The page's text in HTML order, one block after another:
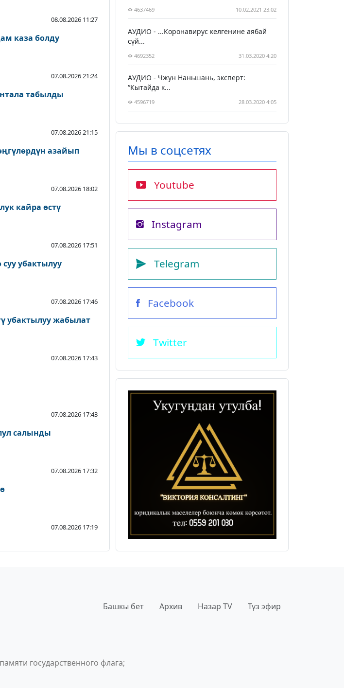
08.08.2026 11:27
каза болду
07.08.2026 21:24
табылды
07.08.2026 21:15
азайып
07.08.2026 18:02
кайра өстү
07.08.2026 17:51
убактылуу
07.08.2026 17:46
убактылуу жабылат
07.08.2026 17:43
07.08.2026 17:43
салынды
07.08.2026 17:32
07.08.2026 17:19
4637469 10.02.2021 23:02
АУДИО - ...Коронавирус келгенине аябай
сүй...
4692352 31.03.2020 4:20
АУДИО - Чжун Наньшань, эксперт:
“Кытайда к...
4596719 28.03.2020 4:05
Мы в соцсетях
Youtube
Instagram
Telegram
Facebook
Twitter
Башкы бет Архив Назар TV Түз эфир
государственного флага;